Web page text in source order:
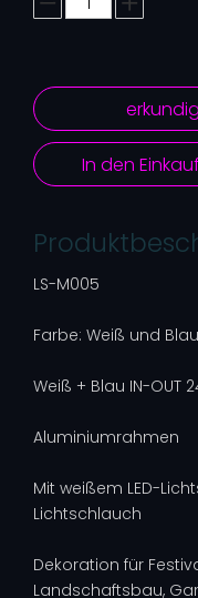
In den
LS-M005
Farbe: Weiß und Blau
Weiß + Blau IN-OUT
Aluminiumrahmen
Mit weißem LED-
Lichtschlauch
Dekoration für
Landschaftsbau,